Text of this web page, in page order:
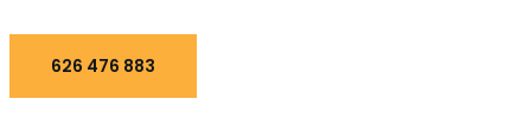
626 476 883